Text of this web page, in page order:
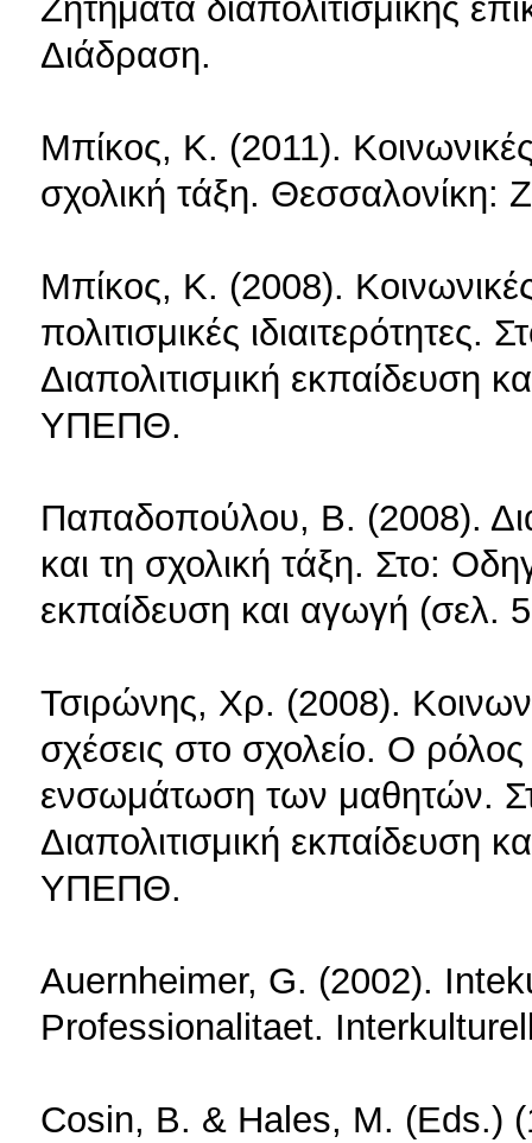
Ζητήματα διαπολιτισμικής
Διάδραση.
Μπίκος, Κ. (2011).
σχολική τάξη. Θεσσαλονίκη:
Μπίκος, Κ. (2008).
πολιτισμικές
Διαπολιτισμική εκπαίδευση
ΥΠΕΠΘ.
Παπαδοπούλου, Β. (2008).
και τη σχολική τάξη. Στο:
εκπαίδευση και αγωγή
Τσιρώνης, Χρ. (2008).
σχέσεις στο σχολείο. Ο
ενσωμάτωση των μαθητών.
Διαπολιτισμική εκπαίδευση
ΥΠΕΠΘ.
Auernheimer, G. (2002).
Professionalitaet.
Cosin, B. & Hales, M. (Eds.)